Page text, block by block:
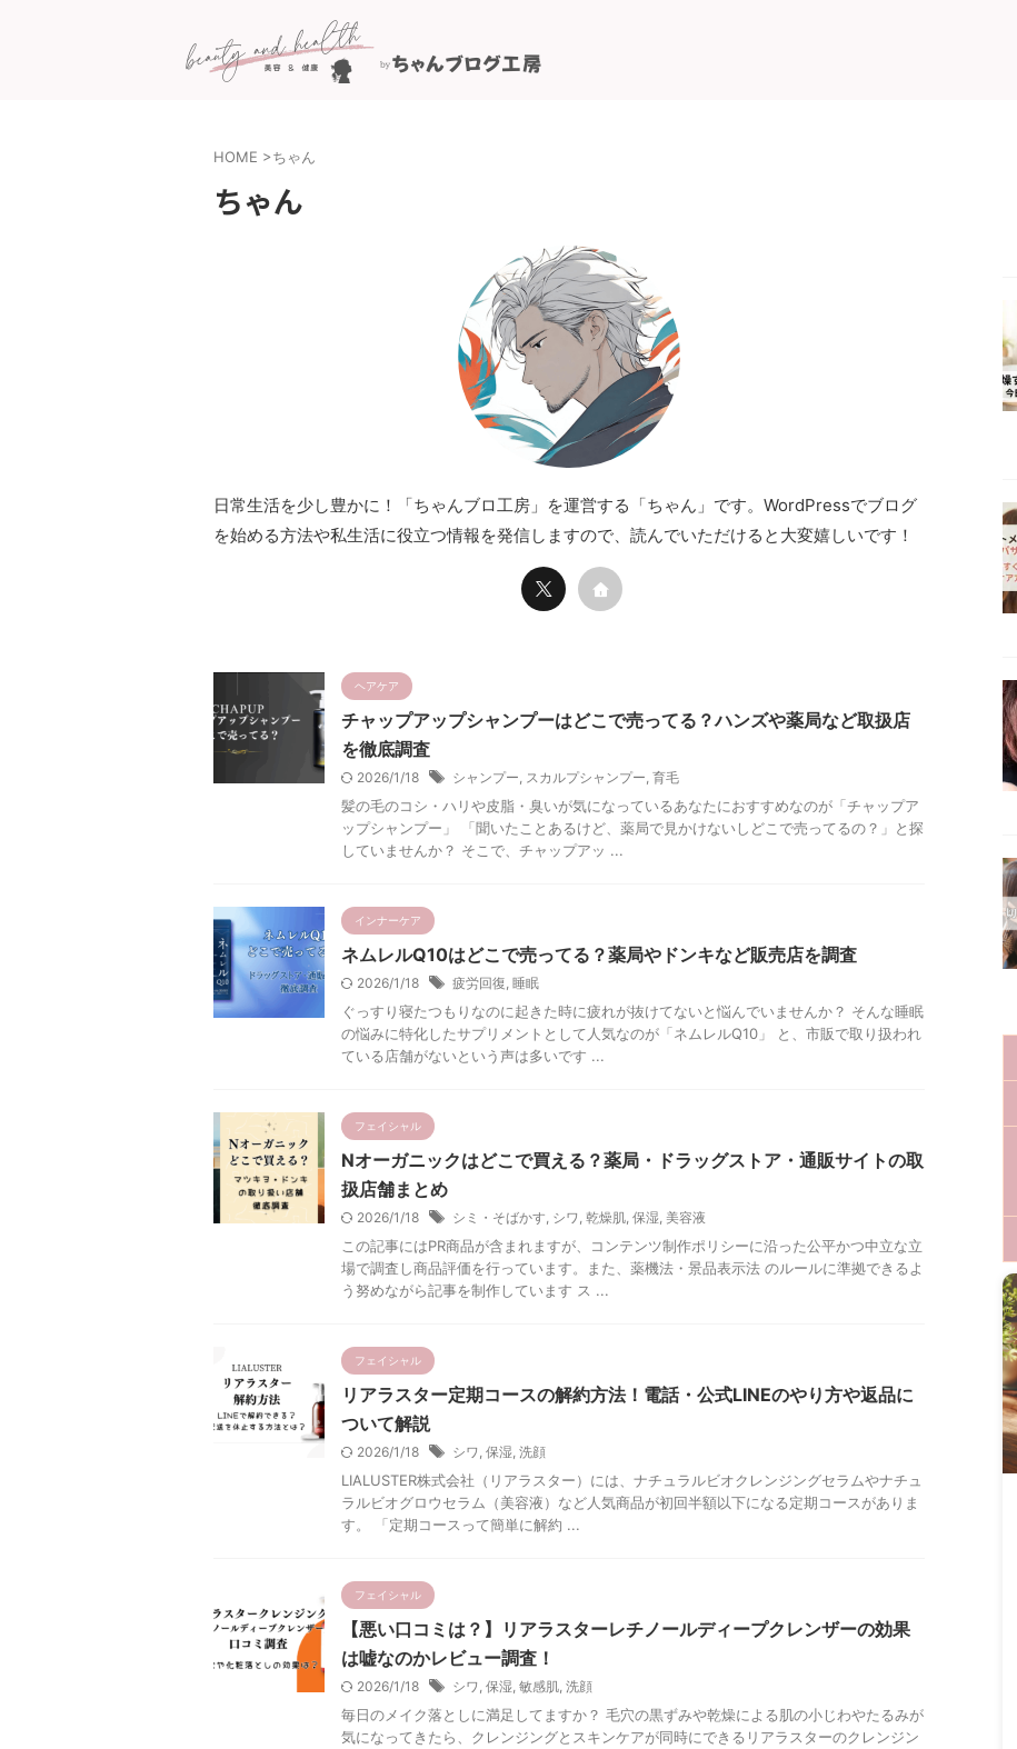
HOME >ちゃん
ちゃん
日常生活を少し豊かに！「ちゃんブロ工房」を運営する「ちゃん」です。WordPressでブログ
を始める方法や私生活に役立つ情報を発信しますので、読んでいただけると大変嬉しいです！
ヘアケア
チャップアップシャンプーはどこで売ってる？ハンズや薬局など取扱店
を徹底調査
2026/1/18 シャンプー, スカルプシャンプー, 育毛
髪の毛のコシ・ハリや皮脂・臭いが気になっているあなたにおすすめなのが「チャップア
ップシャンプー」 「聞いたことあるけど、薬局で見かけないしどこで売ってるの？」と探
していませんか？ そこで、チャップアッ ...
インナーケア
ネムレルQ10はどこで売ってる？薬局やドンキなど販売店を調査
2026/1/18 疲労回復, 睡眠
ぐっすり寝たつもりなのに起きた時に疲れが抜けてないと悩んでいませんか？ そんな睡眠
の悩みに特化したサプリメントとして人気なのが「ネムレルQ10」 と、市販で取り扱われ
ている店舗がないという声は多いです ...
フェイシャル
Nオーガニックはどこで買える？薬局・ドラッグストア・通販サイトの取
扱店舗まとめ
2026/1/18 シミ・そばかす, シワ, 乾燥肌, 保湿, 美容液
この記事にはPR商品が含まれますが、コンテンツ制作ポリシーに沿った公平かつ中立な立
場で調査し商品評価を行っています。また、薬機法・景品表示法 のルールに準拠できるよ
う努めながら記事を制作しています ス ...
フェイシャル
リアラスター定期コースの解約方法！電話・公式LINEのやり方や返品に
ついて解説
2026/1/18 シワ, 保湿, 洗顔
LIALUSTER株式会社（リアラスター）には、ナチュラルビオクレンジングセラムやナチュ
ラルビオグロウセラム（美容液）など人気商品が初回半額以下になる定期コースがありま
す。 「定期コースって簡単に解約 ...
フェイシャル
【悪い口コミは？】リアラスターレチノールディープクレンザーの効果
は嘘なのかレビュー調査！
2026/1/18 シワ, 保湿, 敏感肌, 洗顔
毎日のメイク落としに満足してますか？ 毛穴の黒ずみや乾燥による肌の小じわやたるみが
気になってきたら、クレンジングとスキンケアが同時にできるリアラスターのクレンジン